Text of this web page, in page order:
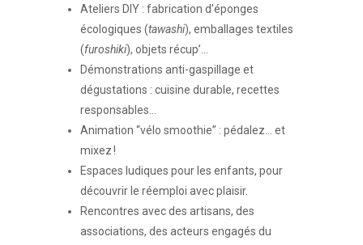
Ateliers DIY : fabrication d’éponges
écologiques (tawashi), emballages textiles
(furoshiki), objets récup’…
Démonstrations anti-gaspillage et
dégustations : cuisine durable, recettes
responsables…
Animation “vélo smoothie” : pédalez… et
mixez !
Espaces ludiques pour les enfants, pour
découvrir le réemploi avec plaisir.
Rencontres avec des artisans, des
associations, des acteurs engagés du